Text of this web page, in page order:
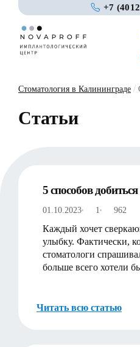
+7
Стоматология в Калининграде /
Статьи
5 способов
01.10.2023 1 962
Каждый хочет
улыбку. Фактически,
стоматологи
больше всего хотели
Читать всю статью